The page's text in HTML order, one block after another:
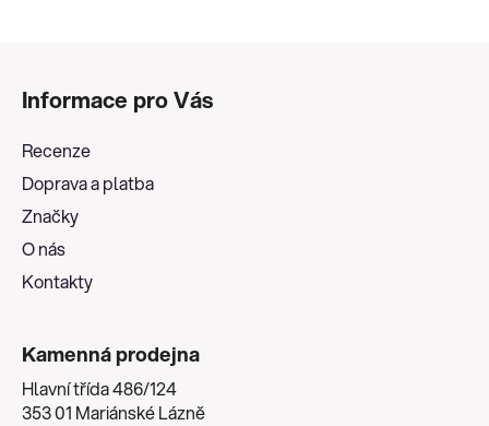
Informace pro Vás
Recenze
Doprava a platba
Značky
O nás
Kontakty
Kamenná prodejna
Hlavní třída 486/124
353 01 Mariánské Lázně